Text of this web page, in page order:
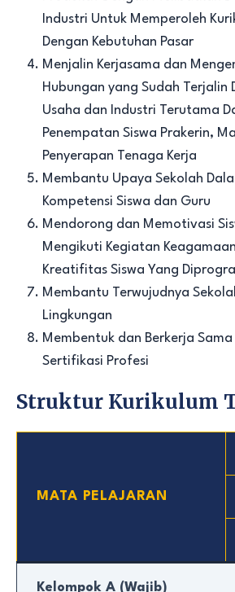
Industri Untuk Memperoleh
Dengan Kebutuhan Pasar
Menjalin Kerjasama dan
Hubungan yang Sudah Terjalin
Usaha dan Industri Terutama
Penempatan Siswa Prakerin,
Penyerapan Tenaga Kerja
Membantu Upaya Sekolah
Kompetensi Siswa dan Guru
Mendorong dan Memotivasi
Mengikuti Kegiatan
Kreatifitas Siswa Yang
Membantu Terwujudnya
Lingkungan
Membentuk dan Berkerja
Sertifikasi Profesi
Struktur Kurikulum
MATA PELAJARAN
Kelompok A (Wajib)